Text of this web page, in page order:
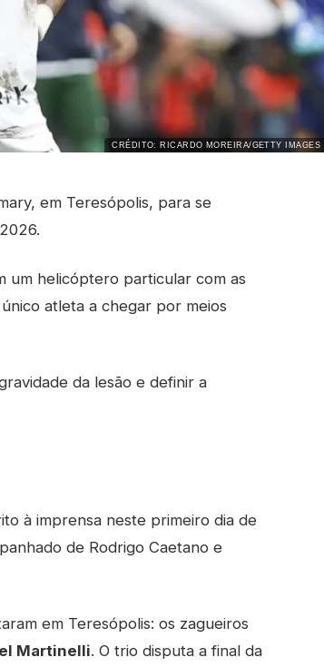
CRÉDITO: RICARDO MOREIRA/GETTY IMAGES
em Teresópolis, para se
um helicóptero particular com as
atleta a chegar por meios
da lesão e definir a
à imprensa neste primeiro dia de
de Rodrigo Caetano e
em Teresópolis: os zagueiros
Martinelli. O trio disputa a final da